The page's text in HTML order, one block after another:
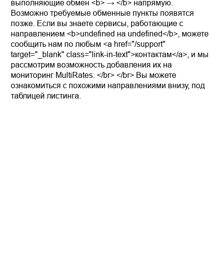
выполняющие обмен <b> → </b> напрямую.
Возможно требуемые обменные пункты появятся
позже. Если вы знаете сервисы, работающие с
направлением <b>undefined на undefined</b>, можете
сообщить нам по любым <a href="/support"
target="_blank" class="link-in-text">контактам</a>, и мы
рассмотрим возможность добавления их на
мониторинг MultiRates. </br> </br> Вы можете
ознакомиться с похожими направлениями внизу, под
таблицей листинга.